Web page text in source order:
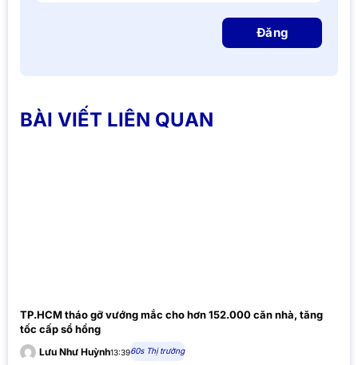
Đăng
BÀI VIẾT LIÊN QUAN
TP.HCM tháo gỡ vướng mắc cho hơn 152.000 căn nhà, tăng
tốc cấp sổ hồng
Lưu Như Huỳnh13:3960s Thị trường